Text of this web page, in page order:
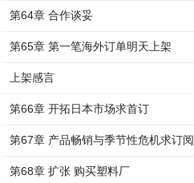
第64章 合作谈妥
第65章 第一笔海外订单明天上架
上架感言
第66章 开拓日本市场求首订
第67章 产品畅销与季节性危机求订阅
第68章 扩张 购买塑料厂